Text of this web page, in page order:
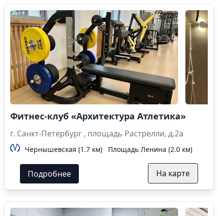
Фитнес-клуб «Архитектура Атлетика»
г. Санкт-Петербург , площадь Растрелли, д.2а
Чернышевская (1.7 км) Площадь Ленина (2.0 км)
Подробнее На карте